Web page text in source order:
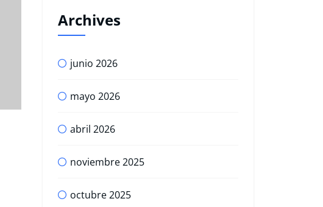
Archives
junio 2026
mayo 2026
abril 2026
noviembre 2025
octubre 2025